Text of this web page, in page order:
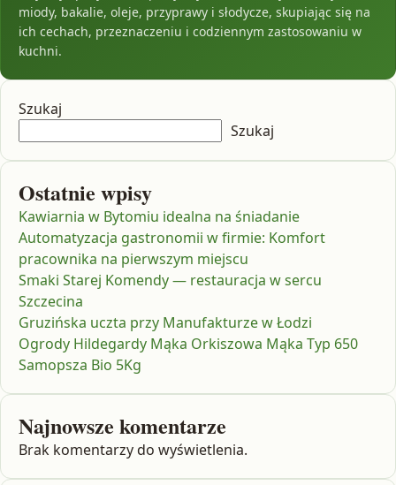
miody, bakalie, oleje, przyprawy i słodycze, skupiając się na
ich cechach, przeznaczeniu i codziennym zastosowaniu w
kuchni.
Szukaj
Szukaj
Ostatnie wpisy
Kawiarnia w Bytomiu idealna na śniadanie
Automatyzacja gastronomii w firmie: Komfort
pracownika na pierwszym miejscu
Smaki Starej Komendy — restauracja w sercu
Szczecina
Gruzińska uczta przy Manufakturze w Łodzi
Ogrody Hildegardy Mąka Orkiszowa Mąka Typ 650
Samopsza Bio 5Kg
Najnowsze komentarze
Brak komentarzy do wyświetlenia.